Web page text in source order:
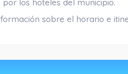
los hoteles del municipio.
sobre el horario e